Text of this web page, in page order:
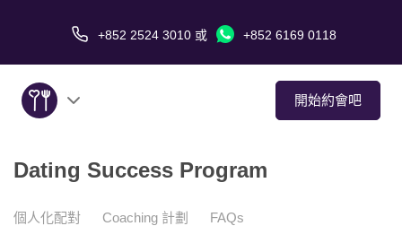
+852 2524 3010 或 +852 6169 0118
開始約會吧
關於我們
服務
Dating Success Program
個人化配對 Coaching 計劃 FAQs